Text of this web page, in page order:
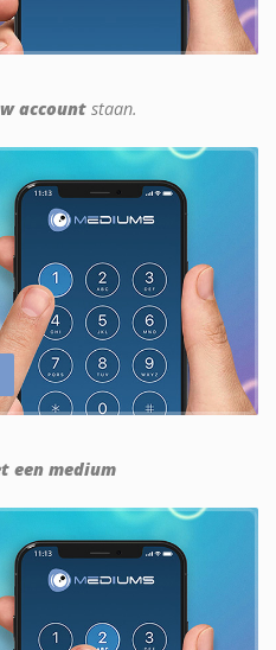
account staan.
een medium